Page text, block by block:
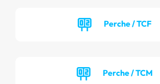
Perche / TCF
Perche / TCM